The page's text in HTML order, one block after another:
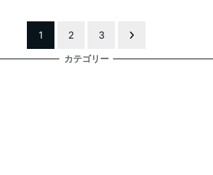
1 2 3
カテゴリー